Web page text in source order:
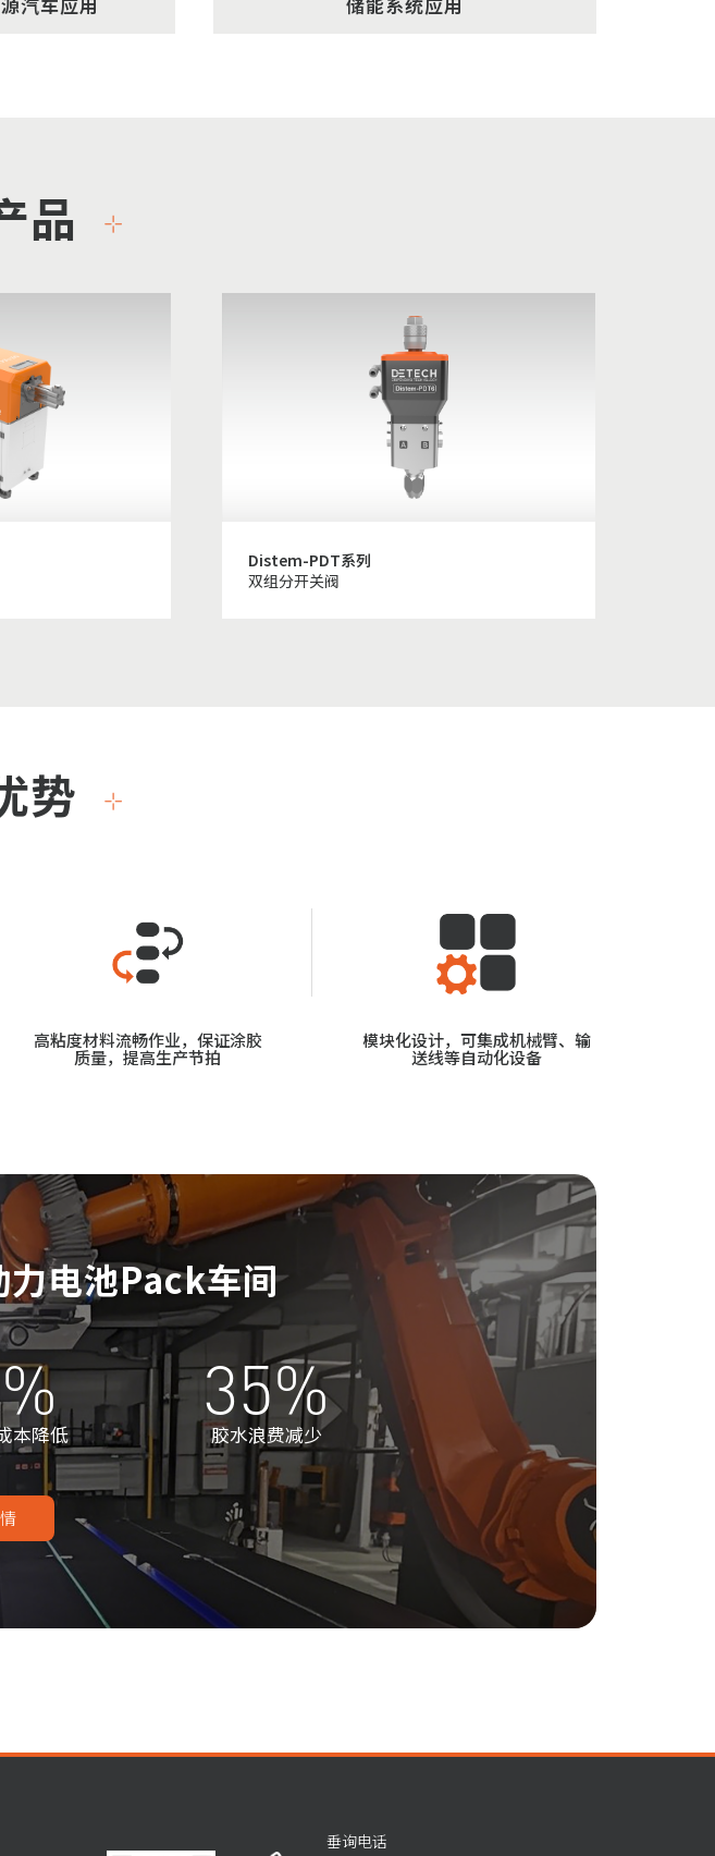
品
Distem-PDT系列
双组分开关阀
势
高粘度材料流畅作业，保证涂胶
质量，提高生产节拍
模块化设计，可集成机械臂、输
送线等自动化设备
力电池Pack车间
%
本降低
35%
胶水浪费减少
垂询电话